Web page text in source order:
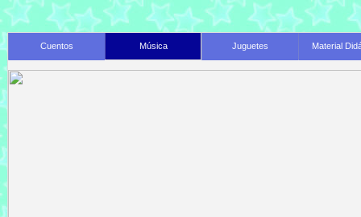
Cuentos Música Juguetes Material